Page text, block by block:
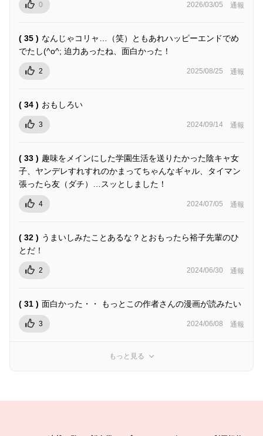
0 2026/03/05 通報
( 35 ) なんじゃコリャ…（笑）ともあれハッピーエンドでめ
でたし(^o^; 迫力あったね、面白かった！
2 2025/08/25 通報
( 34 ) おもしろい
3 2024/09/14 通報
( 33 ) 趣味をメインにした学園生活を送りたかった陰キャ女
子、ヤンデレすれすれのかまってちゃんなギャル、タイマン
張ったら友（ダチ）…スッとしました！
4 2024/07/05 通報
( 32 ) うまいしみたことあるな？とおもったら裕子先輩のひ
とだ！
2 2024/06/30 通報
( 31 ) 面白かった・・ もっとこの作者さんの漫画が読みたい
3 2024/06/08 通報
もっと見る